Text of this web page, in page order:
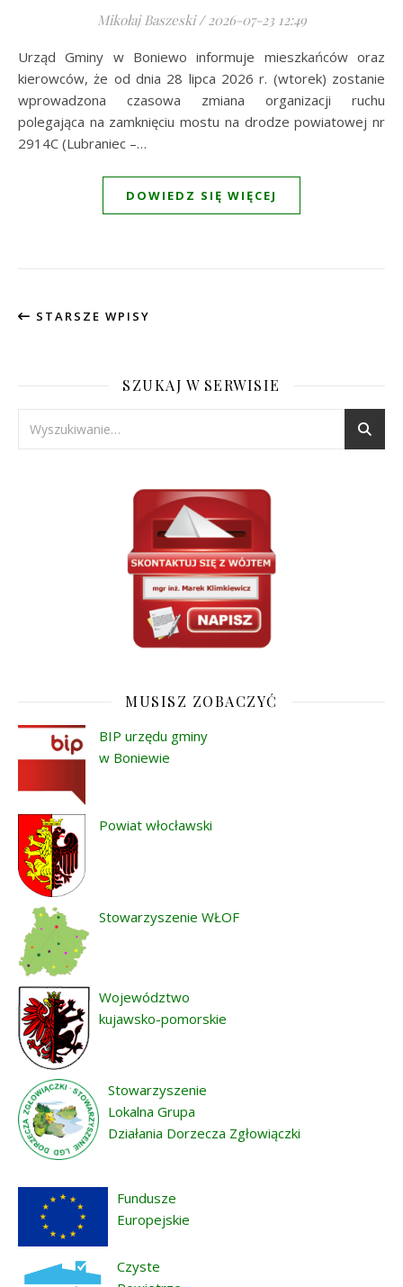
Mikołaj Baszeski / 2026-07-23 12:49
Urząd Gminy w Boniewo informuje mieszkańców oraz
kierowców, że od dnia 28 lipca 2026 r. (wtorek) zostanie
wprowadzona czasowa zmiana organizacji ruchu
polegająca na zamknięciu mostu na drodze powiatowej nr
2914C (Lubraniec –…
DOWIEDZ SIĘ WIĘCEJ
STARSZE WPISY
SZUKAJ W SERWISIE
MUSISZ ZOBACZYĆ
BIP urzędu gminy
w Boniewie
Powiat włocławski
Stowarzyszenie WŁOF
Województwo
kujawsko-pomorskie
Stowarzyszenie
Lokalna Grupa
Działania Dorzecza Zgłowiączki
Fundusze
Europejskie
Czyste